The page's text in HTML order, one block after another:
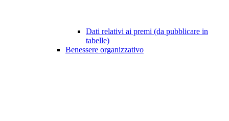
Dati relativi ai premi (da pubblicare in
tabelle)
Benessere organizzativo